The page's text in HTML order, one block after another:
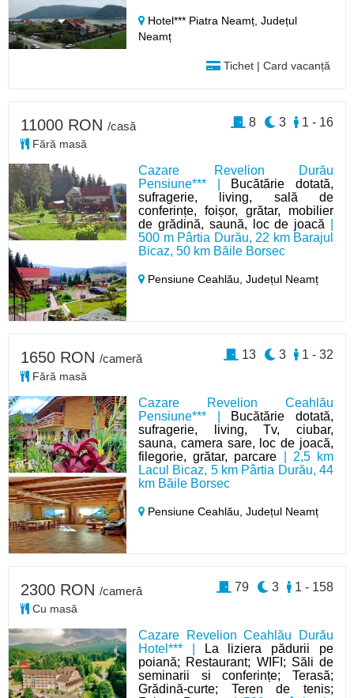
Hotel*** Piatra Neamț,Județul
Neamț
Tichet | Card vacanță
Cazare Revelion Durău
Pensiune*** | Bucătărie dotată,
sufragerie, living, sală de
conferințe, foișor, grătar, mobilier
de grădină, saună, loc de joacă
500 m Pârtia Durău, 22 km Barajul
Bicaz, 50 km Băile Borsec
Pensiune Ceahlău,Județul Neamț
11000 RON /casă
Fără masă
1 - 16
3
8
Cazare Revelion Ceahlău
Pensiune*** | Bucătărie dotată,
sufragerie, living, Tv, ciubar,
sauna, camera sare, loc de joacă,
filegorie, grătar, parcare | 2,5 km
Lacul Bicaz, 5 km Pârtia Durău, 44
km Băile Borsec
Pensiune Ceahlău,Județul Neamț
1650 RON /cameră
Fără masă
1 - 32
3
13
Cazare Revelion Ceahlău Durău
Hotel*** |
La liziera pădurii pe
poiană; Restaurant; WIFI; Săli de
seminarii si conferințe; Terasă;
Grădină-curte; Teren de tenis;
2300 RON /cameră
Cu masă
1 - 158
3
79